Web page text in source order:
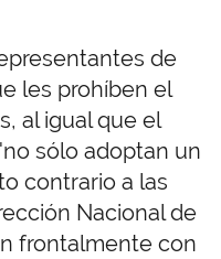
de
les prohíben el
al igual que el
sólo adoptan un
contrario a las
Nacional de
frontalmente con